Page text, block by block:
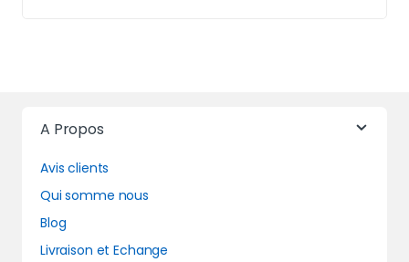
A Propos
Avis clients
Qui somme nous
Blog
Livraison et Echange